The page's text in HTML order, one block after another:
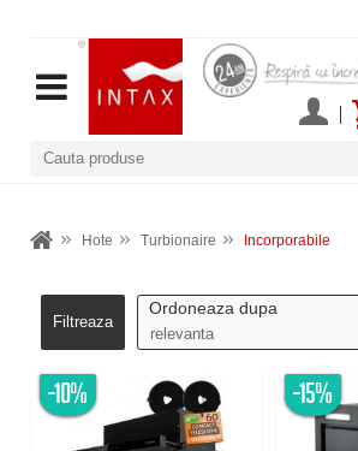
Hote Turbionaire Incorporabile
Filtreaza
Ordoneaza dupa
-10% -15%